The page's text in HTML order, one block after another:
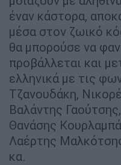
έναν κάστορα,
μέσα στον ζωικό
θα μπορούσε να
προβάλλεται και
ελληνικά με τις
Τζανουδάκη,
Βαλάντης
Θανάσης
Λαέρτης
κα.